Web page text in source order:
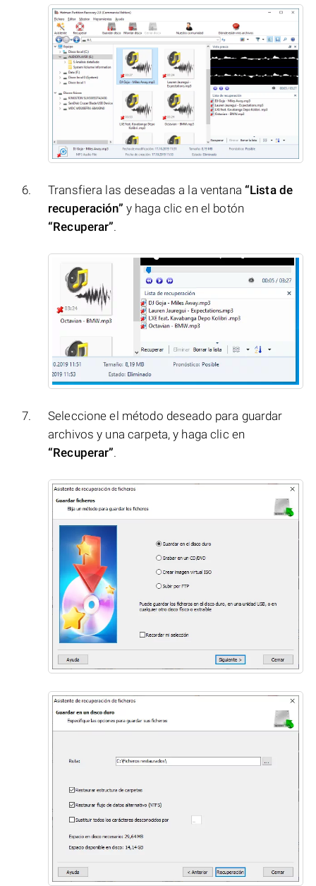
Transfiera las deseadas a la ventana “Lista de
recuperación” y haga clic en el botón
“Recuperar”.
Seleccione el método deseado para guardar
archivos y una carpeta, y haga clic en
“Recuperar”.